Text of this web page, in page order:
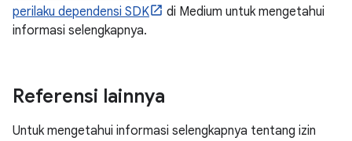
perilaku dependensi SDK
di Medium untuk mengetahui
informasi selengkapnya.
Referensi lainnya
Untuk mengetahui informasi selengkapnya tentang izin